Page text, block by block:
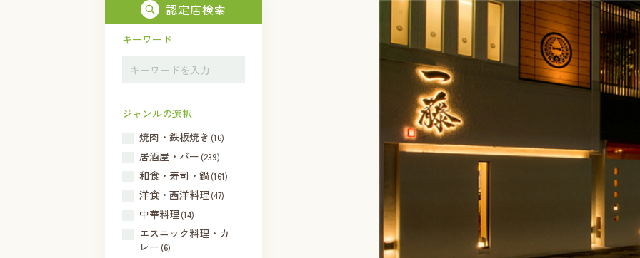
認定店検索
キーワード
ジャンルの選択
焼肉・鉄板焼き (16)
居酒屋・バー (239)
和食・寿司・鍋 (161)
洋食・西洋料理 (47)
中華料理 (14)
エスニック料理・カ
レー (6)